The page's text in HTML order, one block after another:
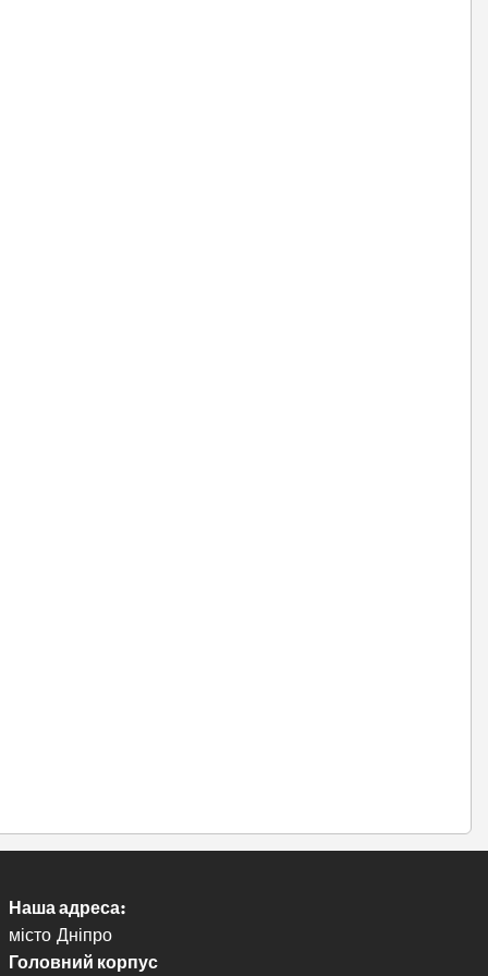
Наша адреса:
місто Дніпро
Головний корпус